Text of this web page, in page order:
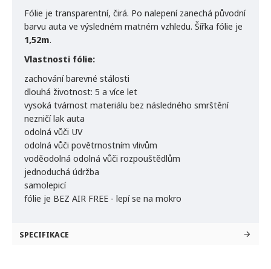
Fólie je transparentní, čirá. Po nalepení zanechá původní
barvu auta ve výsledném matném vzhledu. Šířka fólie je
1,52m.
Vlastnosti fólie:
zachování barevné stálosti
dlouhá životnost: 5 a více let
vysoká tvárnost materiálu bez následného smrštění
nezničí lak auta
odolná vůči UV
odolná vůči povětrnostním vlivům
voděodolná odolná vůči rozpouštědlům
jednoduchá údržba
samolepicí
fólie je BEZ AIR FREE - lepí se na mokro
SPECIFIKACE